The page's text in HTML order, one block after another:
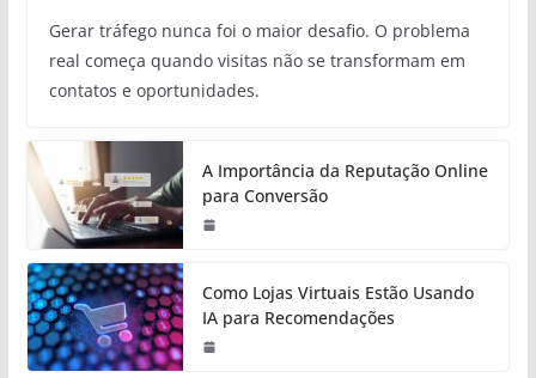
Gerar tráfego nunca foi o maior desafio. O problema
real começa quando visitas não se transformam em
contatos e oportunidades.
A Importância da Reputação Online
para Conversão
Como Lojas Virtuais Estão Usando
IA para Recomendações